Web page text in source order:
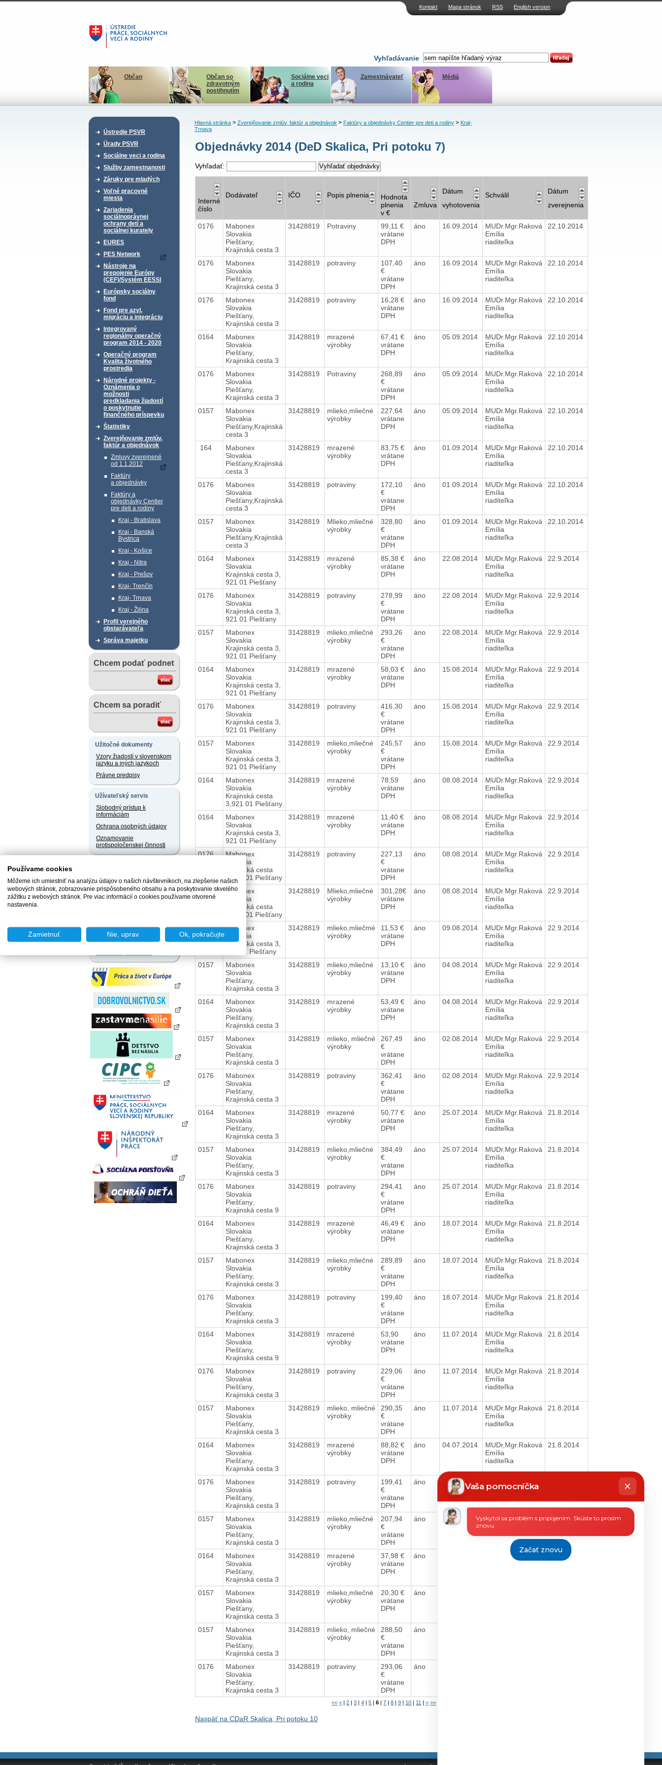
Kontakt Mapa stránok RSS English version
Vyhľadávanie
Občan
Občan so
zdravotným
postihnutím
Sociálne veci
a rodina
Zamestnávateľ Médiá
Ústredie PSVR
Úrady PSVR
Sociálne veci a rodina
Služby zamestnanosti
Záruky pre mladých
Voľné pracovné
miesta
Zariadenia
sociálnoprávnej
ochrany detí a
sociálnej kurately
EURES
PES Network
Nástroje na
prepojenie Európy
(CEF)/Systém EESSI
Európsky sociálny
fond
Fond pre azyl,
migráciu a integráciu
Integrovaný
regionálny operačný
program 2014 - 2020
Operačný program
Kvalita životného
prostredia
Národné projekty -
Oznámenia o
možnosti
predkladania žiadostí
o poskytnutie
finančného príspevku
Štatistiky
Zverejňovanie zmlúv,
faktúr a objednávok
Zmluvy zverejnené
od 1.1.2012
Faktúry
a objednávky
Faktúry a
objednávky Centier
pre deti a rodiny
Kraj - Bratislava
Kraj - Banská
Bystrica
Kraj - Košice
Kraj - Nitra
Kraj - Prešov
Kraj- Trenčín
Kraj- Trnava
Kraj - Žilina
Profil verejného
obstarávateľa
Správa majetku
Chcem podať podnet
Chcem sa poradiť
Užitočné dokumenty
Vzory žiadostí v slovenskom
jazyku a iných jazykoch
Právne predpisy
Užívateľský servis
Slobodný prístup k
informáciám
Ochrana osobných údajov
Oznamovanie
protispoločenskej činnosti
Sprostredkovatelia
zamestnania za úhradu
Agentúry podporovaného
Sociálne podniky
Hlavná stránka> Zverejňovanie zmlúv, faktúr a objednávok> Faktúry a objednávky Centier pre deti a rodiny> Kraj-
Trnava
Objednávky 2014 (DeD Skalica, Pri potoku 7)
Vyhľadať:
Interné
číslo
Dodávateľ IČO Popis plnenia
Hodnota
plnenia
v €
Zmluva
Dátum
vyhotovenia
Schválil
Dátum
zverejnenia
0176
Mabonex
Slovakia
Piešťany,
Krajinská cesta 3
31428819 Potraviny
99,11 €
vrátane
DPH
áno 16.09.2014
MUDr.Mgr.Raková
Emília
riaditeľka
22.10.2014
0176
Mabonex
Slovakia
Piešťany,
Krajinská cesta 3
31428819 potraviny
107,40
€
vrátane
DPH
áno 16.09.2014
MUDr.Mgr.Raková
Emília
riaditeľka
22.10.2014
0176
Mabonex
Slovakia
Piešťany,
Krajinská cesta 3
31428819 potraviny
16,28 €
vrátane
DPH
áno 16.09.2014
MUDr.Mgr.Raková
Emília
riaditeľka
22.10.2014
0164
Mabonex
Slovakia
Piešťany,
Krajinská cesta 3
31428819
mrazené
výrobky
67,41 €
vrátane
DPH
áno 05.09.2014
MUDr.Mgr.Raková
Emília
riaditeľka
22.10.2014
0176
Mabonex
Slovakia
Piešťany,
Krajinská cesta 3
31428819 Potraviny
268,89
€
vrátane
DPH
áno 05.09.2014
MUDr.Mgr.Raková
Emília
riaditeľka
22.10.2014
0157
Mabonex
Slovakia
Piešťany,Krajinská
cesta 3
31428819
mlieko,mliečné
výrobky
227,64
vrátane
DPH
áno 05.09.2014
MUDr.Mgr.Raková
Emília
riaditeľka
22.10.2014
164
Mabonex
Slovakia
Piešťany,Krajinská
cesta 3
31428819
mrazené
výrobky
83,75 €
vrátane
DPH
áno 01.09.2014
MUDr.Mgr.Raková
Emília
riaditeľka
22.10.2014
0176
Mabonex
Slovakia
Piešťany,Krajinská
cesta 3
31428819 potraviny
172,10
€
vrátane
DPH
áno 01.09.2014
MUDr.Mgr.Raková
Emília
riaditeľka
22.10.2014
0157
Mabonex
Slovakia
Piešťany,Krajinská
cesta 3
31428819
Mlieko,mliečné
výrobky
328,80
€
vrátane
DPH
áno 01.09.2014
MUDr.Mgr.Raková
Emília
riaditeľka
22.10.2014
0164
Mabonex
Slovakia
Krajinská cesta 3,
921 01 Piešťany
31428819
mrazené
výrobky
85,38 €
vrátane
DPH
áno 22.08.2014
MUDr.Mgr.Raková
Emília
riaditeľka
22.9.2014
0176
Mabonex
Slovakia
Krajinská cesta 3,
921 01 Piešťany
31428819 potraviny
278,99
€
vrátane
DPH
áno 22.08.2014
MUDr.Mgr.Raková
Emília
riaditeľka
22.9.2014
0157
Mabonex
Slovakia
Krajinská cesta 3,
921 01 Piešťany
31428819
mlieko,mliečné
výrobky
293,26
€
vrátane
DPH
áno 22.08.2014
MUDr.Mgr.Raková
Emília
riaditeľka
22.9.2014
0164
Mabonex
Slovakia
Krajinská cesta 3,
921 01 Piešťany
31428819
mrazené
výrobky
58,03 €
vrátane
DPH
áno 15.08.2014
MUDr.Mgr.Raková
Emília
riaditeľka
22.9.2014
0176
Mabonex
Slovakia
Krajinská cesta 3,
921 01 Piešťany
31428819 potraviny
416,30
€
vrátane
DPH
áno 15.08.2014
MUDr.Mgr.Raková
Emília
riaditeľka
22.9.2014
0157
Mabonex
Slovakia
Krajinská cesta 3,
921 01 Piešťany
31428819
mlieko,mliečné
výrobky
245,57
€
vrátane
DPH
áno 15.08.2014
MUDr.Mgr.Raková
Emília
riaditeľka
22.9.2014
0164
Mabonex
Slovakia
Krajinská cesta
3,921 01 Piešťany
31428819
mrazené
výrobky
78,59
vrátane
DPH
áno 08.08.2014
MUDr.Mgr.Raková
Emília
riaditeľka
22.9.2014
0164
Mabonex
Slovakia
Krajinská cesta 3,
921 01 Piešťany
31428819
mrazené
výrobky
11,40 €
vrátane
DPH
áno 08.08.2014
MUDr.Mgr.Raková
Emília
riaditeľka
22.9.2014
0176
Mabonex
Slovakia
Krajinská cesta
3,921 01 Piešťany
31428819 potraviny
227,13
€
vrátane
DPH
áno 08.08.2014
MUDr.Mgr.Raková
Emília
riaditeľka
22.9.2014
0157
Mabonex
Slovakia
Krajinská cesta
3,921 01 Piešťany
31428819
Mlieko,mliečné
výrobky
301,28€
vrátane
DPH
áno 08.08.2014
MUDr.Mgr.Raková
Emília
riaditeľka
22.9.2014
0157
Mabonex
Slovakia
Krajinská cesta 3,
921 01 Piešťany
31428819
mlieko,mliečmé
výrobky
11,53 €
vrátane
DPH
áno 09.08.2014
MUDr.Mgr.Raková
Emília
riaditeľka
22.9.2014
0157
Mabonex
Slovakia
Piešťany,
Krajinská cesta 3
31428819
mlieko,mliečné
výrobky
13,10 €
vrátane
DPH
áno 04.08.2014
MUDr.Mgr.Raková
Emília
riaditeľka
22.9.2014
0164
Mabonex
Slovakia
Piešťany,
Krajinská cesta 3
31428819
mrazené
výrobky
53,49 €
vrátane
DPH
áno 04.08.2014
MUDr.Mgr.Raková
Emília
riaditeľka
22.9.2014
0157
Mabonex
Slovakia
Piešťany,
Krajinská cesta 3
31428819
mlieko, mliečné
výrobky
267,49
€
vrátane
DPH
áno 02.08.2014
MUDr.Mgr.Raková
Emília
riaditeľka
22.9.2014
0176
Mabonex
Slovakia
Piešťany,
Krajinská cesta 3
31428819 potraviny
362,41
€
vrátane
DPH
áno 02.08.2014
MUDr.Mgr.Raková
Emília
riaditeľka
22.9.2014
0164
Mabonex
Slovakia
Piešťany,
Krajinská cesta 3
31428819
mrazené
výrobky
50,77 €
vrátane
DPH
áno 25.07.2014
MUDr.Mgr.Raková
Emília
riaditeľka
21.8.2014
0157
Mabonex
Slovakia
Piešťany,
Krajinská cesta 3
31428819
mlieko,mliečné
výrobky
384,49
€
vrátane
DPH
áno 25.07.2014
MUDr.Mgr.Raková
Emília
riaditeľka
21.8.2014
0176
Mabonex
Slovakia
Piešťany,
Krajinská cesta 9
31428819 potraviny
294,41
€
vrátane
DPH
áno 25.07.2014
MUDr.Mgr.Raková
Emília
riaditeľka
21.8.2014
0164
Mabonex
Slovakia
Piešťany,
Krajinská cesta 3
31428819
mrazené
výrobky
46,49 €
vrátane
DPH
áno 18.07.2014
MUDr.Mgr.Raková
Emília
riaditeľka
21.8.2014
0157
Mabonex
Slovakia
Piešťany,
Krajinská cesta 3
31428819
mlieko,mliečné
výrobky
289,89
€
vrátane
DPH
áno 18.07.2014
MUDr.Mgr.Raková
Emília
riaditeľka
21.8.2014
0176
Mabonex
Slovakia
Piešťany,
Krajinská cesta 3
31428819 potraviny
199,40
€
vrátane
DPH
áno 18.07.2014
MUDr.Mgr.Raková
Emília
riaditeľka
21.8.2014
0164
Mabonex
Slovakia
Piešťany,
Krajinská cesta 9
31428819
mrazené
výrobky
53,90
vrátane
DPH
áno 11.07.2014
MUDr.Mgr.Raková
Emília
riaditeľka
21.8.2014
0176
Mabonex
Slovakia
Piešťany,
Krajinská cesta 3
31428819 potraviny
229,06
€
vrátane
DPH
áno 11.07.2014
MUDr.Mgr.Raková
Emília
riaditeľka
21.8.2014
0157
Mabonex
Slovakia
Piešťany,
Krajinská cesta 3
31428819
mlieko, mliečné
výrobky
290,35
€
vrátane
DPH
áno 11.07.2014
MUDr.Mgr.Raková
Emília
riaditeľka
21.8.2014
0164
Mabonex
Slovakia
Piešťany,
Krajinská cesta 3
31428819
mrazené
výrobky
88,82 €
vrátane
DPH
áno 04.07.2014
MUDr,Mgr.Raková
Emília
riaditeľka
21.8.2014
0176
Mabonex
Slovakia
Piešťany,
Krajinská cesta 3
31428819 potraviny
199,41
€
vrátane
DPH
áno 04.07.2014
MUDr.Mgr.Raková
Emília
0157
Mabonex
Slovakia
Piešťany,
Krajinská cesta 3
31428819
mlieko,mliečné
výrobky
207,94
€
vrátane
DPH
áno 04.07.2014
MUDr.Mgr.Raková
Emília
riaditeľka
21.8.2014
0164
Mabonex
Slovakia
Piešťany,
Krajinská cesta 3
31428819
mrazené
výrobky
37,98 €
vrátane
DPH
áno
MUDr.Mgr.Raková
21.7.2014
0157
Mabonex
Slovakia
Piešťany,
Krajinská cesta 3
31428819
mlieko,mliečné
výrobky
20,30 €
vrátane
DPH
áno
0157
Mabonex
Slovakia
Piešťany,
Krajinská cesta 3
31428819
mlieko, mliečné
výrobky
288,50
€
vrátane
DPH
áno
0176
Mabonex
Slovakia
Piešťany,
Krajinská cesta 3
31428819 potraviny
293,06
€
vrátane
DPH
áno
<< < |2 |3 |4 |5 |6 |7 |8 |9 | 10 | 11 |> >>
Naspäť na CDaR Skalica, Pri potoku 10
Vaša pomocníčka
Chatbot
píše
Vyskytol sa problém s pripojením. Skúste to prosím
znovu.
Začať znovu
Používame cookies
Môžeme ich umiestniť na analýzu údajov o našich návštevníkoch, na zlepšenie našich
webových stránok, zobrazovanie prispôsobeného obsahu a na poskytovanie skvelého
zážitku z webových stránok. Pre viac informácií o cookies používame otvorené
nastavenia.
Zamietnuť Nie, uprav Ok, pokračujte